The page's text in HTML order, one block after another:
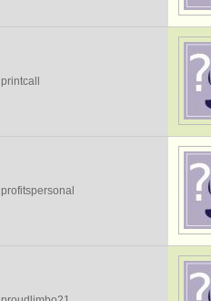
printcall
profitspersonal